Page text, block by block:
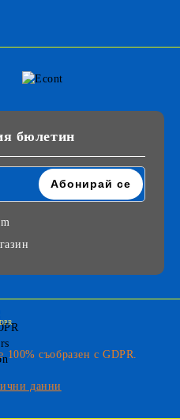
бюлетин
съобразен с GDPR.
данни